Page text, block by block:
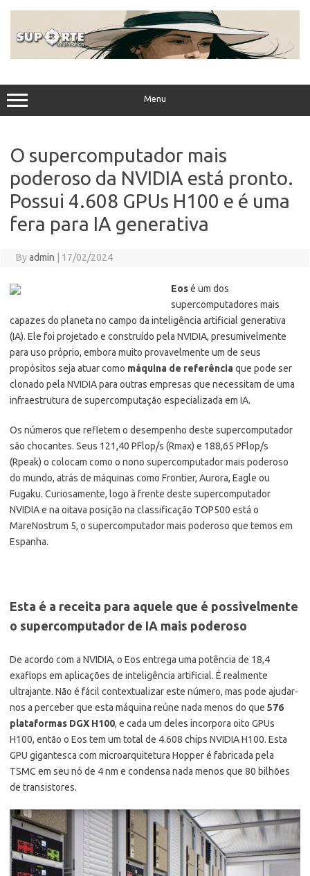
Menu
O supercomputador mais
poderoso da NVIDIA está pronto.
Possui 4.608 GPUs H100 e é uma
fera para IA generativa
Byadmin 17/02/2024
Eosé um dos
supercomputadores mais
capazes do planeta no campo da inteligência artificial generativa
(IA). Ele foi projetado e construído pela NVIDIA, presumivelmente
para uso próprio, embora muito provavelmente um de seus
propósitos seja atuar como máquina de referênciaque pode ser
clonado pela NVIDIA para outras empresas que necessitam de uma
infraestrutura de supercomputação especializada em IA.
Os números que refletem o desempenho deste supercomputador
são chocantes. Seus 121,40 PFlop/s (Rmax) e 188,65 PFlop/s
(Rpeak) o colocam como o nono supercomputador mais poderoso
do mundo, atrás de máquinas como Frontier, Aurora, Eagle ou
Fugaku. Curiosamente, logo à frente deste supercomputador
NVIDIA e na oitava posição na classificação TOP500 está o
MareNostrum 5, o supercomputador mais poderoso que temos em
Espanha.
Esta é a receita para aquele que é possivelmente
o supercomputador de IA mais poderoso
De acordo com a NVIDIA, o Eos entrega uma potência de 18,4
exaflops em aplicações de inteligência artificial. É realmente
ultrajante. Não é fácil contextualizar este número, mas pode ajudar-
nos a perceber que esta máquina reúne nada menos do que 576
plataformas DGX H100, e cada um deles incorpora oito GPUs
H100, então o Eos tem um total de 4.608 chips NVIDIA H100. Esta
GPU gigantesca com microarquitetura Hopper é fabricada pela
TSMC em seu nó de 4 nm e condensa nada menos que 80 bilhões
de transistores.